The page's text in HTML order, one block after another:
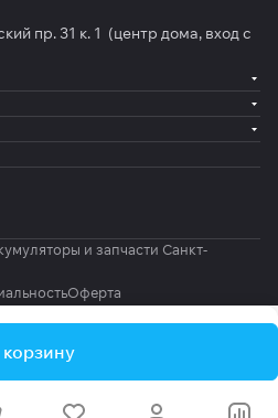
пр. 31 к. 1 (центр дома, вход с
и запчасти Санкт-
Оферта